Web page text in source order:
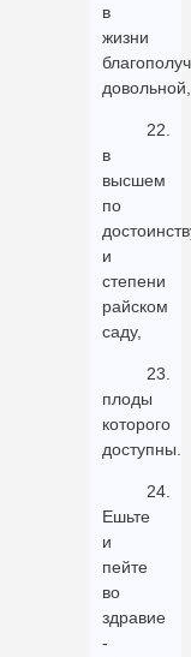
в
жизни
довольной,
22.
в
высшем
по
и
степени
райском
саду,
23.
плоды
которого
доступны.
24.
Ешьте
и
пейте
во
здравие
-